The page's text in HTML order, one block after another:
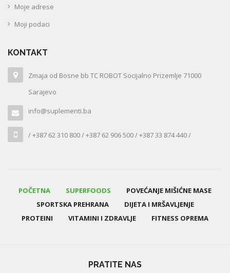
Moje adrese
Moji podaci
KONTAKT
Zmaja od Bosne bb TC ROBOT Socijalno Prizemlje 71000
Sarajevo
info@suplementi.ba
/ +387 62 310 800 / +387 62 906 500 / +387 33 874 440 /
POČETNA SUPERFOODS
POVEĆANJE MIŠIĆNE MASE
SPORTSKA PREHRANA
DIJETA I MRŠAVLJENJE
PROTEINI
VITAMINI I ZDRAVLJE FITNESS OPREMA
PRATITE NAS